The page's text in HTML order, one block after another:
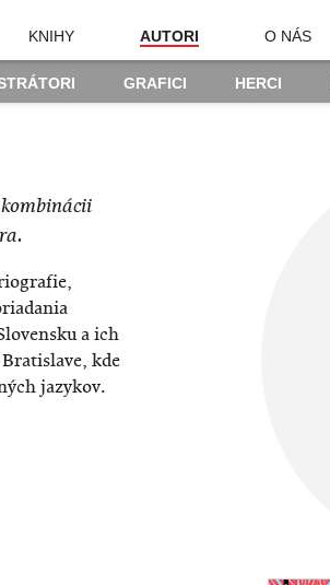
KNIHY AUTORI O NÁS
GRAFICI HERCI
a ich
kde
jazykov.